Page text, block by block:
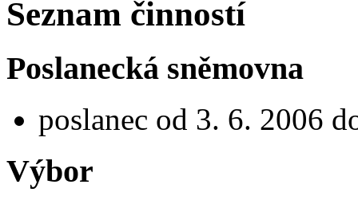
Seznam činností
Poslanecká sněmovna
poslanec od 3. 6. 2006
Výbor